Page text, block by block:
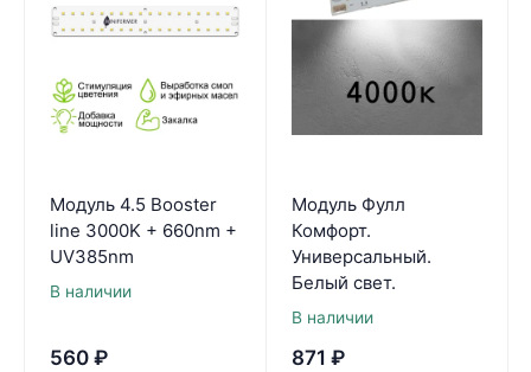
Модуль 4.5 Booster
line 3000K + 660nm +
UV385nm
В наличии
560 ₽
Модуль Фулл
Комфорт.
Универсальный.
Белый свет.
В наличии
871 ₽